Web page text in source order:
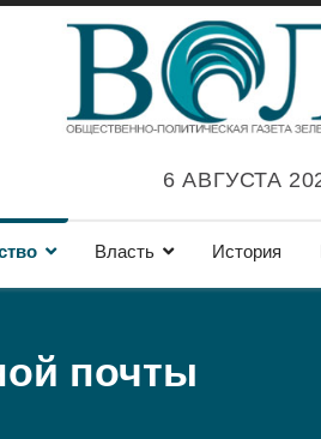
6 АВГУСТА
Власть История
почты